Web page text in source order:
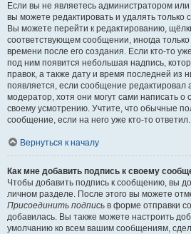
Если вы не являетесь администратором
вы можете редактировать и удалять
Вы можете перейти к редактированию,
соответствующем сообщении, иногда
времени после его создания. Если кто-то
под ним появится небольшая надпись,
правок, а также дату и время последней из
появляется, если сообщение редактировал
модератор, хотя они могут сами написать
своему усмотрению. Учтите, что обычные
сообщение, если на него уже кто-то ответил.
Вернуться к началу
Как мне добавить подпись к своему
Чтобы добавить подпись к сообщению, вы
личном разделе. После этого вы можете
Присоединить подпись в форме отправки
добавилась. Вы также можете настроить
умолчанию ко всем вашим сообщениям,